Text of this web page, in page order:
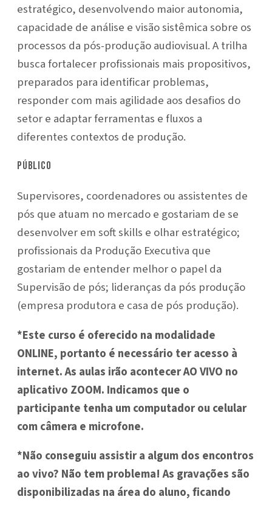
estratégico, desenvolvendo maior autonomia,
capacidade de análise e visão sistêmica sobre os
processos da pós-produção audiovisual. A trilha
busca fortalecer profissionais mais propositivos,
preparados para identificar problemas,
responder com mais agilidade aos desafios do
setor e adaptar ferramentas e fluxos a
diferentes contextos de produção.
Público
Supervisores, coordenadores ou assistentes de
pós que atuam no mercado e gostariam de se
desenvolver em soft skills e olhar estratégico;
profissionais da Produção Executiva que
gostariam de entender melhor o papel da
Supervisão de pós; lideranças da pós produção
(empresa produtora e casa de pós produção).
*Este curso é oferecido na modalidade
ONLINE, portanto é necessário ter acesso à
internet. As aulas irão acontecer AO VIVO no
aplicativo ZOOM. Indicamos que o
participante tenha um computador ou celular
com câmera e microfone.
*Não conseguiu assistir a algum dos encontros
ao vivo? Não tem problema! As gravações são
disponibilizadas na área do aluno, ficando